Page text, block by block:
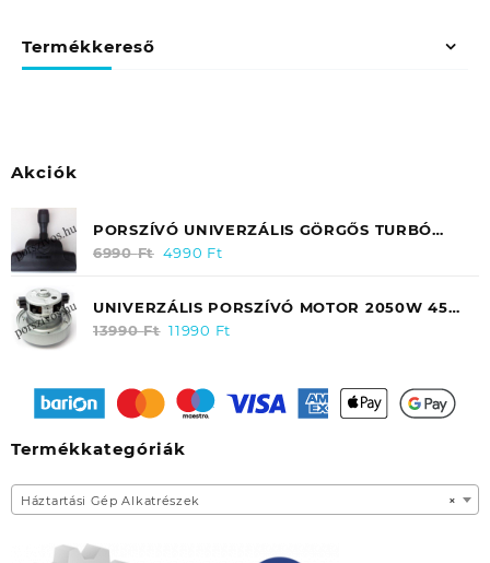
Termékkereső
Akciók
PORSZÍVÓ UNIVERZÁLIS GÖRGŐS TURBÓ
SZÍVÓFEJ 30-37MM (280MM)
6990Ft Original
was:
4990 FtCurrent
UNIVERZÁLIS PORSZÍVÓ MOTOR 2050W 45
FOKOS FELFOGATÁSSAL (CSŐRÖS) /
13990Ft Original
13990 Ft.
11990 FtCurrent
11990 Ft.
Termékkategóriák
×
Háztartási Gép Alkatrészek